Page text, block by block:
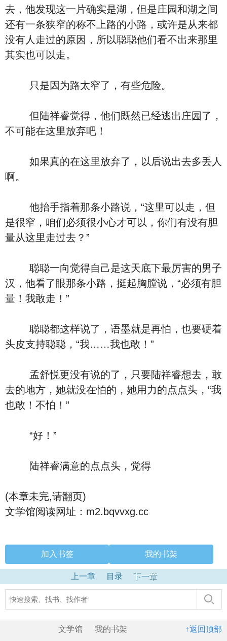
去，他发现这一片确实是湖，但是庄园和湖之间
还有一条狭窄的称不上路的小路，或许是从来都
没有人走过的原因，所以聪聪他们看不出来那里
其实也可以走。
只是因为路太窄了，有些危险。
但陆祥睿觉得，他们既然已经逃出庄园了，
不可能在这里放弃吧！
如果真的在这里放弃了，以后说出去多丢人
啊。
他抬手指着那条小路说，“这里可以走，但
是很窄，咱们必须很小心才可以，你们有没有胆
量从这里走过去？”
聪聪一向觉得自己是这天底下最厉害的男子
汉，他看了眼那条小路，挺起胸膛说，“必须有胆
量！我敢走！”
聪聪都这样说了，语墨就是再怕，也要硬着
头皮支持聪聪，“我……我也敢！”
孟舒悦更没有说的了，只要陆祥睿想去，敢
去的地方，她就没在怕的，她用力的点点头，“我
也敢！不怕！”
“好！”
陆祥睿满意的点点头，觉得
(本章未完,请翻页)
文学馆阅读网址：m2.bqvvxg.cc
加入书签 我的书架
上一章 目录 下一章
↑返回顶部
文学馆 我的书架